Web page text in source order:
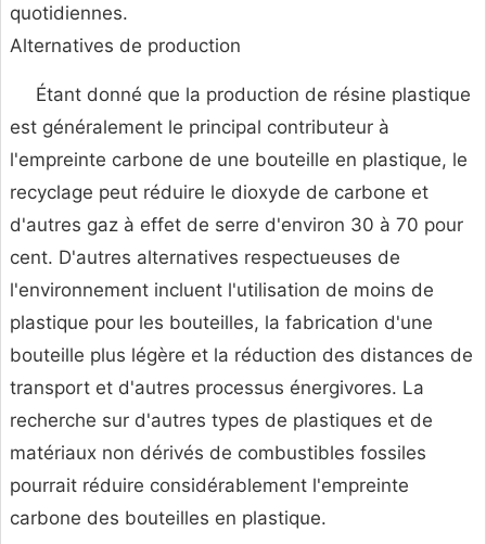
quotidiennes.
Alternatives de production
Étant donné que la production de résine plastique
est généralement le principal contributeur à
l'empreinte carbone de une bouteille en plastique, le
recyclage peut réduire le dioxyde de carbone et
d'autres gaz à effet de serre d'environ 30 à 70 pour
cent. D'autres alternatives respectueuses de
l'environnement incluent l'utilisation de moins de
plastique pour les bouteilles, la fabrication d'une
bouteille plus légère et la réduction des distances de
transport et d'autres processus énergivores. La
recherche sur d'autres types de plastiques et de
matériaux non dérivés de combustibles fossiles
pourrait réduire considérablement l'empreinte
carbone des bouteilles en plastique.